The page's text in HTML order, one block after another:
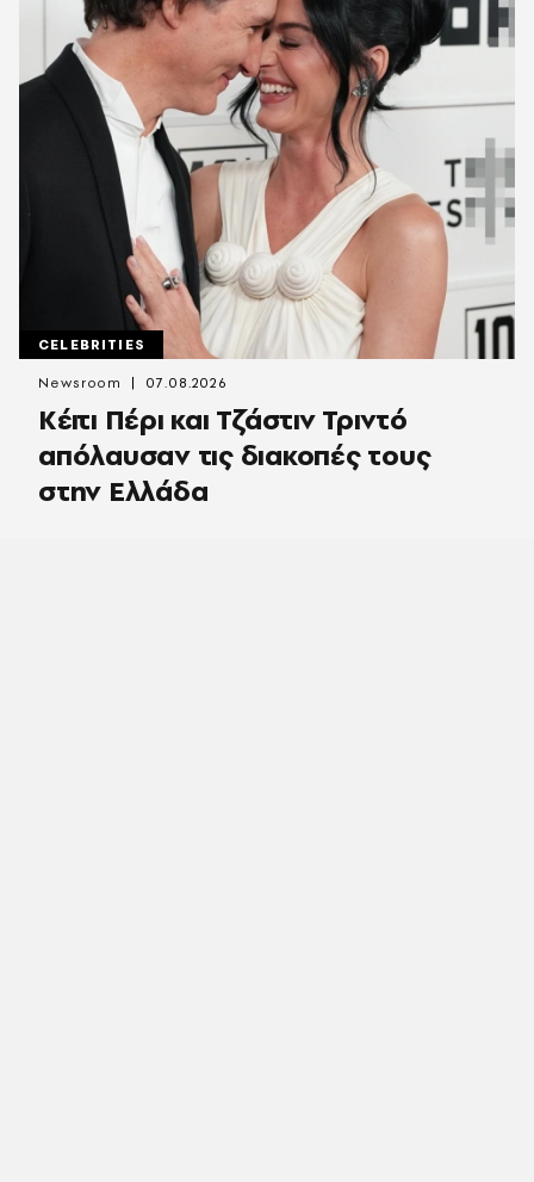
CELEBRITIES
Κέιτι Πέρι και Τζάστιν Τριντό
απόλαυσαν τις διακοπές τους
στην Ελλάδα
Newsroom 07.08.2026